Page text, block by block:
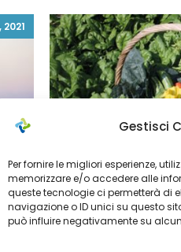
Gestisci
Per fornire le migliori esperienze,
memorizzare e/o accedere alle
queste tecnologie ci permetterà di
navigazione o ID unici su questo
può influire negativamente su
2021